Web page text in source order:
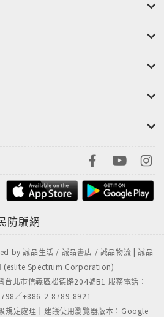
防騙網
by 誠品生活 / 誠品書店 / 誠品物流 | 誠品
(eslite Spectrum Corporation)
北市信義區松德路204號B1 服務電話：
／+886-2-8789-8921
規定處理｜建議使用瀏覽器版本：Google